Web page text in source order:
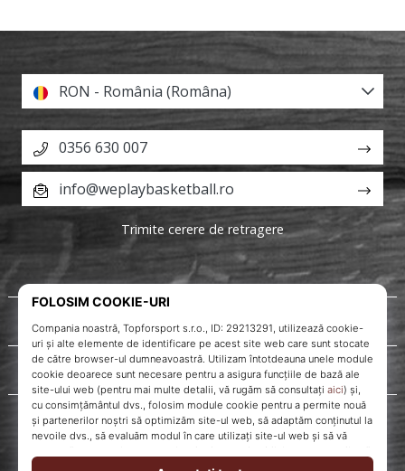
Despre noi
Servicii clienți
RON - România (Româna)
0356 630 007
info@weplaybasketball.ro
Trimite cerere de retragere